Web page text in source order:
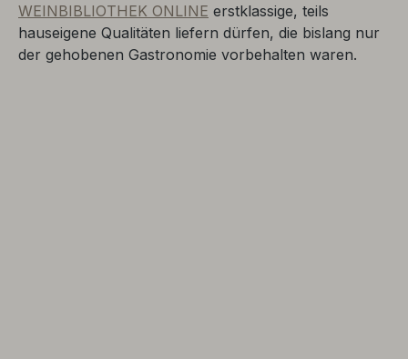
WEINBIBLIOTHEK ONLINE erstklassige, teils
hauseigene Qualitäten liefern dürfen, die bislang nur
der gehobenen Gastronomie vorbehalten waren.